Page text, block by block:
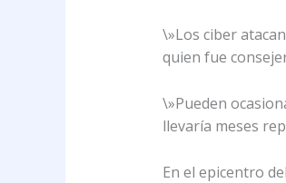
\»Los ciber
quien fue
\»Pueden
llevaría meses
En el epicentro